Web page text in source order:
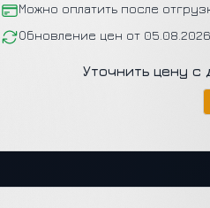
Можно оплатить после
Обновление цен от
Уточнить цену с